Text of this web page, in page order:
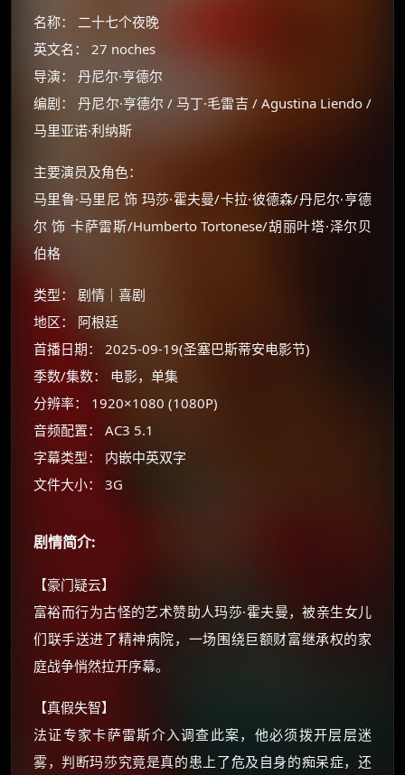
名称： 二十七个夜晚
英文名： 27 noches
导演： 丹尼尔·亨德尔
编剧： 丹尼尔·亨德尔 / 马丁·毛雷吉 / Agustina Liendo /
马里亚诺·利纳斯
主要演员及角色：
马里鲁·马里尼 饰 玛莎·霍夫曼/卡拉·彼德森/丹尼尔·亨德
尔 饰 卡萨雷斯/Humberto Tortonese/胡丽叶塔·泽尔贝
伯格
类型： 剧情｜喜剧
地区： 阿根廷
首播日期： 2025-09-19(圣塞巴斯蒂安电影节)
季数/集数： 电影，单集
分辨率： 1920×1080 (1080P)
音频配置： AC3 5.1
字幕类型： 内嵌中英双字
文件大小： 3G
剧情简介:
【豪门疑云】
富裕而行为古怪的艺术赞助人玛莎·霍夫曼，被亲生女儿
们联手送进了精神病院，一场围绕巨额财富继承权的家
庭战争悄然拉开序幕。
【真假失智】
法证专家卡萨雷斯介入调查此案，他必须拨开层层迷
雾，判断玛莎究竟是真的患上了危及自身的痴呆症，还
☕
优惠券、活动红包，每日可领。
⚡ 前往【大淘客】领红包